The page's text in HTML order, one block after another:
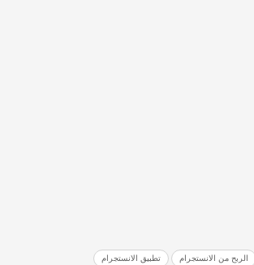
الربح من الانستجرام تطبيق الانستجرام